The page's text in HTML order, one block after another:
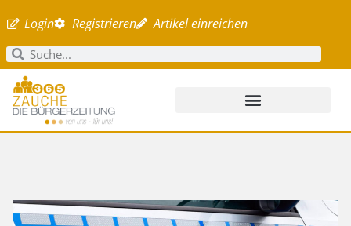
Login Registrieren Artikel einreichen